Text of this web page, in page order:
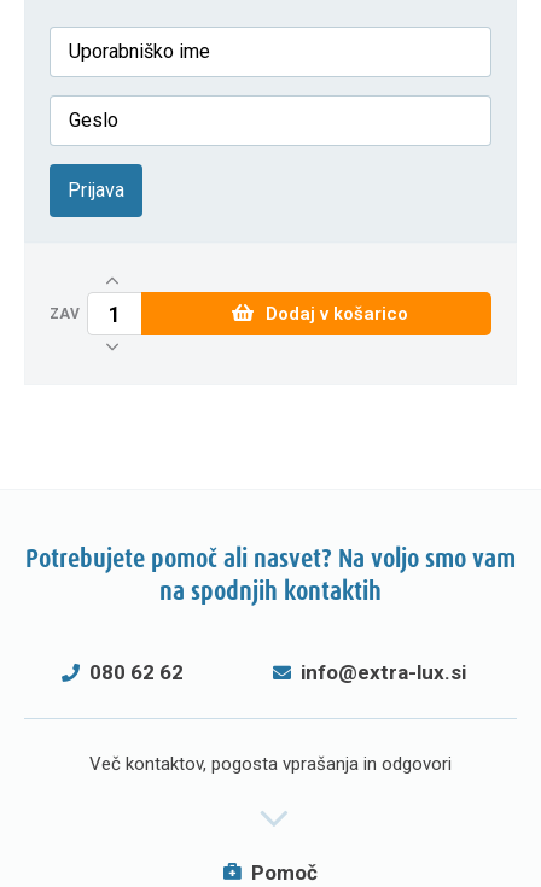
Prijava
ZAV Dodaj v košarico
Potrebujete pomoč ali nasvet? Na voljo smo vam
na spodnjih kontaktih
080 62 62 info@extra-lux.si
Več kontaktov, pogosta vprašanja in odgovori
Pomoč